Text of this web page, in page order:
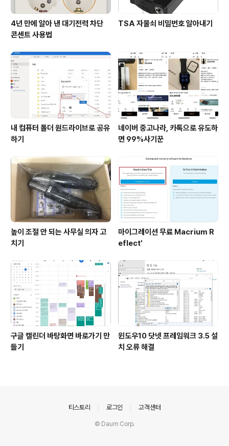
4년 만에 알아 낸 대기전력 차단
콘센트 사용법
TSA 자물쇠 비밀번호 알아내기
내 컴퓨터 폴더 원드라이브로 공유
하기
네이버 중고나라, 카톡으로 유도하
면 99%사기꾼
높이 조절 안 되는 사무실 의자 고
치기
마이그레이션 무료 Macrium R
eflect'
구글 캘린더 바탕화면 바로가기 만
들기
윈도우10 닷넷 프레임워크 3.5 설
치 오류 해결
티스토리 로그인 고객센터
© Daum Corp.